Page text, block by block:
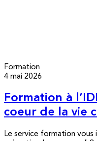
Formation
4 mai 2026
Formation à
coeur de la vie
Le service formation vous